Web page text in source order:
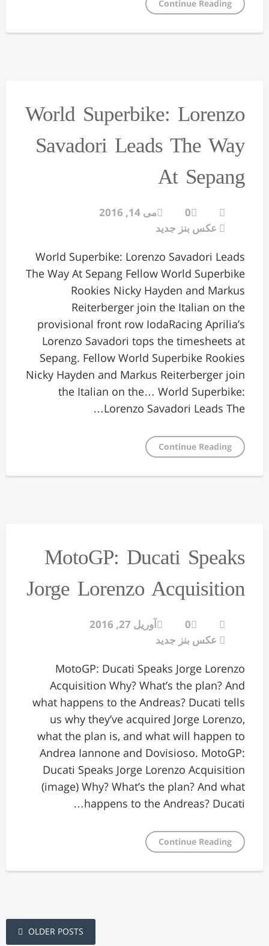
Continue Reading
World Superbike: Lorenzo
Savadori Leads The Way
At Sepang
0
می 14, 2016
عکس بنز جدید
World Superbike: Lorenzo Savadori Leads
The Way At Sepang Fellow World Superbike
Rookies Nicky Hayden and Markus
Reiterberger join the Italian on the
provisional front row IodaRacing Aprilia’s
Lorenzo Savadori tops the timesheets at
Sepang. Fellow World Superbike Rookies
Nicky Hayden and Markus Reiterberger join
the Italian on the… World Superbike:
Lorenzo Savadori Leads The…
Continue Reading
MotoGP: Ducati Speaks
Jorge Lorenzo Acquisition
0
آوریل 27, 2016
عکس بنز جدید
MotoGP: Ducati Speaks Jorge Lorenzo
Acquisition Why? What’s the plan? And
what happens to the Andreas? Ducati tells
us why they’ve acquired Jorge Lorenzo,
what the plan is, and what will happen to
Andrea Iannone and Dovisioso. MotoGP:
Ducati Speaks Jorge Lorenzo Acquisition
(image) Why? What’s the plan? And what
happens to the Andreas? Ducati…
Continue Reading
OLDER POSTS